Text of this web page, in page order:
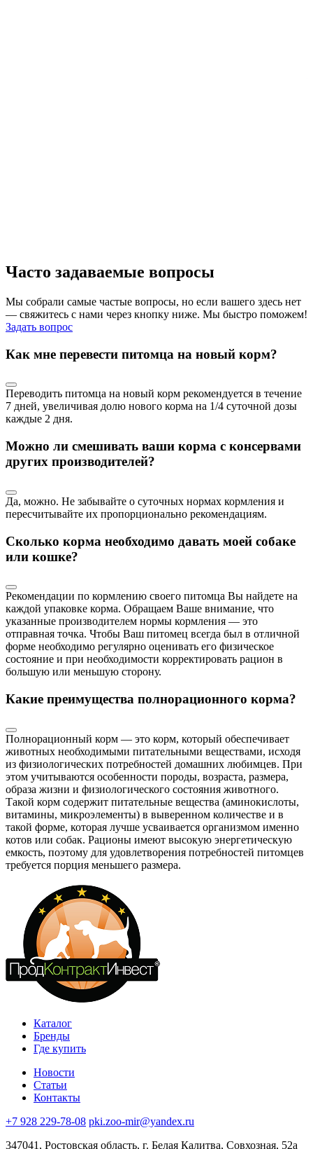
Часто задаваемые вопросы
Мы собрали самые частые вопросы, но если вашего здесь нет
— свяжитесь с нами через кнопку ниже. Мы быстро поможем!
Задать вопрос
Как мне перевести питомца на новый корм?
Переводить питомца на новый корм рекомендуется в течение
7 дней, увеличивая долю нового корма на 1/4 суточной дозы
каждые 2 дня.
Можно ли смешивать ваши корма с консервами
других производителей?
Да, можно. Не забывайте о суточных нормах кормления и
пересчитывайте их пропорционально рекомендациям.
Сколько корма необходимо давать моей собаке
или кошке?
Рекомендации по кормлению своего питомца Вы найдете на
каждой упаковке корма. Обращаем Ваше внимание, что
указанные производителем нормы кормления — это
отправная точка. Чтобы Ваш питомец всегда был в отличной
форме необходимо регулярно оценивать его физическое
состояние и при необходимости корректировать рацион в
большую или меньшую сторону.
Какие преимущества полнорационного корма?
Полнорационный корм — это корм, который обеспечивает
животных необходимыми питательными веществами, исходя
из физиологических потребностей домашних любимцев. При
этом учитываются особенности породы, возраста, размера,
образа жизни и физиологического состояния животного.
Такой корм содержит питательные вещества (аминокислоты,
витамины, микроэлементы) в выверенном количестве и в
такой форме, которая лучше усваивается организмом именно
котов или собак. Рационы имеют высокую энергетическую
емкость, поэтому для удовлетворения потребностей питомцев
требуется порция меньшего размера.
Каталог
Бренды
Где купить
Новости
Статьи
Контакты
+7 928 229-78-08 pki.zoo-mir@yandex.ru
347041, Ростовская область, г. Белая Калитва, Совхозная, 52а